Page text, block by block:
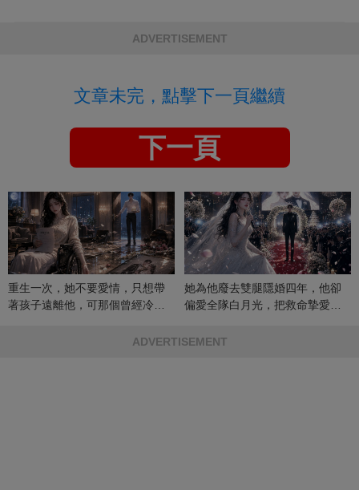
ADVERTISEMENT
文章未完，點擊下一頁繼續
下一頁
重生一次，她不要愛情，只想帶
著孩子遠離他，可那個曾經冷漠
她為他廢去雙腿隱婚四年，他卻
偏愛全隊白月光，把救命摯愛當
ADVERTISEMENT